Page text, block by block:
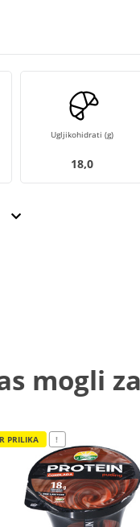
Ugljikohidrati (g)
18,0
mogli
PRILIKA !